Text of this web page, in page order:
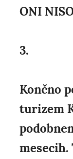
ONI
3.
Končno
turizem
mesecih.